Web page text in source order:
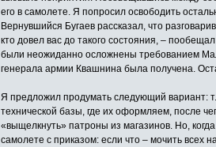
его в самолете. Я попросил освободить
Вернувшийся Бугаев рассказал, что
кто довел вас до такого состояния, –
были неожиданно осложнены требованием
генерала армии Квашнина была получена.
Я предложил продумать следующий вариант:
технической базы, где их оформляем, после
«выщелкнуть» патроны из магазинов. Но,
самолете с приказом: если что – мочить всех